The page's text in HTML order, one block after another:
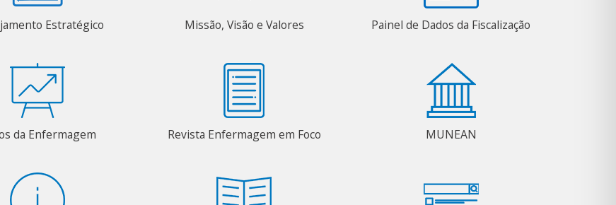
Estratégico Missão, Visão e Valores Painel de Dados da Fiscalização
da Enfermagem Revista Enfermagem em Foco MUNEAN